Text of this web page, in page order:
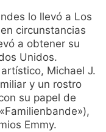
lo llevó a Los
circunstancias
a obtener su
Unidos.
Michael J.
y un rostro
su papel de
Emmy.